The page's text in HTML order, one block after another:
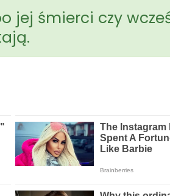
jej śmierci czy